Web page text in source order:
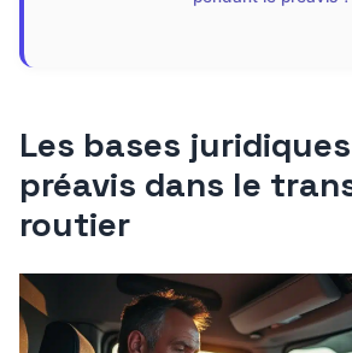
Les bases
préavis dans le
routier